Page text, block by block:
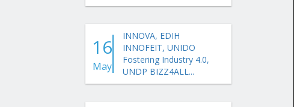
16
May
INNOVA, EDIH
INNOFEIT, UNIDO
Fostering Industry 4.0,
UNDP BIZZ4ALL...